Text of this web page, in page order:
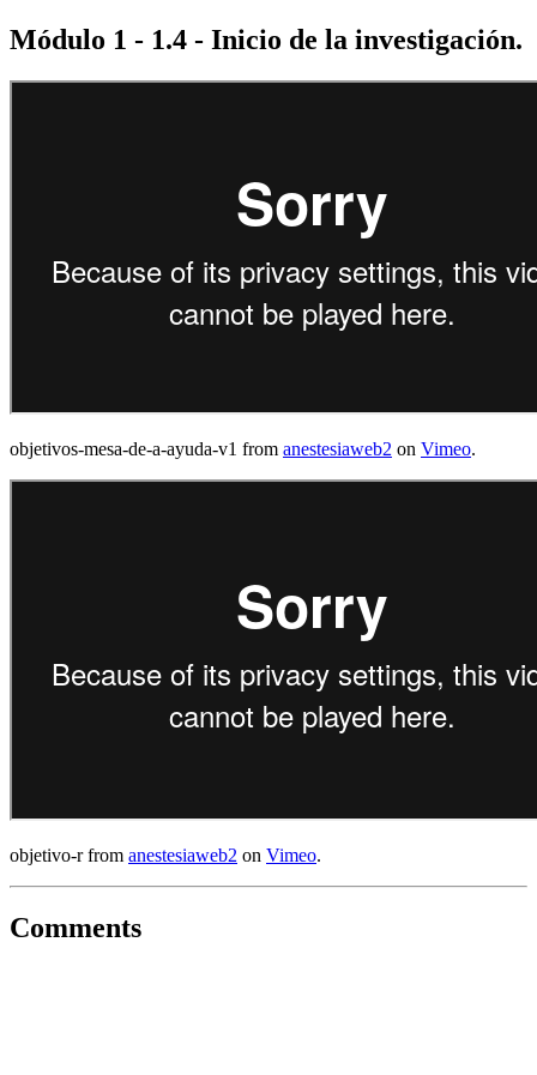
Módulo 1 - 1.4 - Inicio de la investigación.
objetivos-mesa-de-a-ayuda-v1 from anestesiaweb2 on Vimeo.
objetivo-r from anestesiaweb2 on Vimeo.
Comments